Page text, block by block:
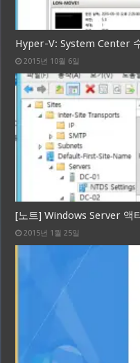
Hyper-V: System Center
2015년 10월 6일
[노트] Windows Server 액
2015년 1월 25일